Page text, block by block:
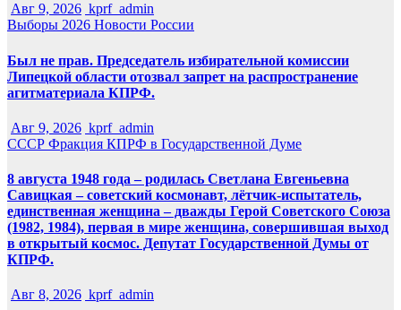
Авг 9, 2026 kprf_admin
Выборы 2026 Новости России
Был не прав. Председатель избирательной комиссии
Липецкой области отозвал запрет на распространение
агитматериала КПРФ.
Авг 9, 2026 kprf_admin
СССР Фракция КПРФ в Государственной Думе
8 августа 1948 года – родилась Светлана Евгеньевна
Савицкая – советский космонавт, лётчик-испытатель,
единственная женщина – дважды Герой Советского Союза
(1982, 1984), первая в мире женщина, совершившая выход
в открытый космос. Депутат Государственной Думы от
КПРФ.
Авг 8, 2026 kprf_admin